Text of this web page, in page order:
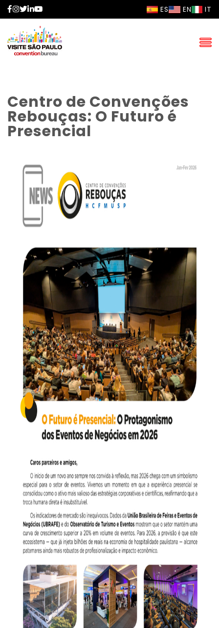
Facebook
Instagram
Twitter
LinkedIn ES EN IT
Centro de Convenções
Rebouças: O Futuro é
Presencial